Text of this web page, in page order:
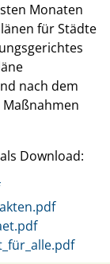
Monaten
für Städte
nach dem
Download: